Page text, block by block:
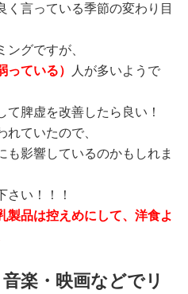
く言っている季節の変わり目
ングですが、
っている）
人が多いようで
脾虚を改善したら良い！
れていたので、
も影響しているのかもしれま
さい！！！
品は控えめにして、洋食よ
楽・映画などでリ